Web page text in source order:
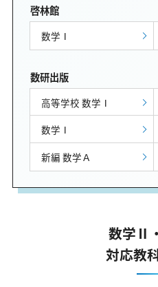
啓林館
数学Ⅰ
数研出版
高等学校 数学Ⅰ
数学Ⅰ
新編 数学Ａ
数学Ⅱ
対応教